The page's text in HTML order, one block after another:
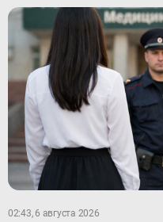
02:43, 6 августа 2026